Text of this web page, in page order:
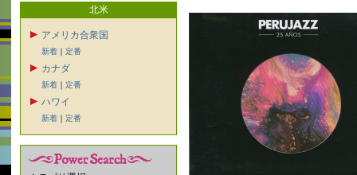
北米
アメリカ合衆国
新着 ｜ 定番
カナダ
新着 ｜ 定番
ハワイ
新着 ｜ 定番